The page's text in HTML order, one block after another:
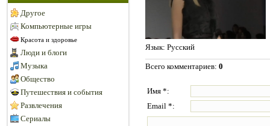
Другое
Компьютерные игры
Красота и здоровье
Люди и блоги
Музыка
Общество
Путешествия и события
Развлечения
Сериалы
Язык: Русский
Всего комментариев: 0
Имя *:
Email *: